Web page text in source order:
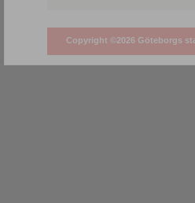
Copyright ©2026 Göteborgs